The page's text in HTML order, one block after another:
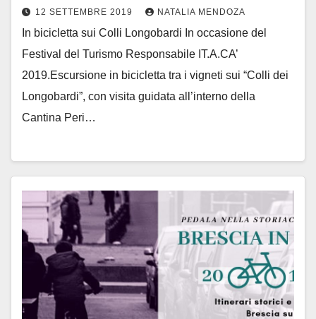
12 SETTEMBRE 2019 NATALIA MENDOZA
In bicicletta sui Colli Longobardi In occasione del
Festival del Turismo Responsabile IT.A.CA’
2019.Escursione in bicicletta tra i vigneti sui “Colli dei
Longobardi”, con visita guidata all’interno della
Cantina Peri…